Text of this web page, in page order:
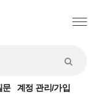
문 계정 관리/가입